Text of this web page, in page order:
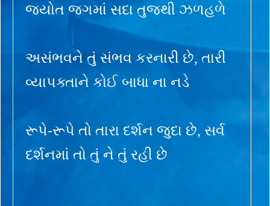
જ્યોત જગમાં સદા તુજથી ઝળહળે
અસંભવને તું સંભવ કરનારી છે, તારી
વ્યાપક્તાને કોઈ બાધા ના નડે
રૂપે-રૂપે તો તારા દર્શન જુદા છે, સર્વ
દર્શનમાં તો તું ને તું રહી છે